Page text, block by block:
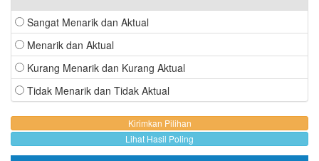
Sangat Menarik dan Aktual
Menarik dan Aktual
Kurang Menarik dan Kurang Aktual
Tidak Menarik dan Tidak Aktual
Lihat Hasil Poling